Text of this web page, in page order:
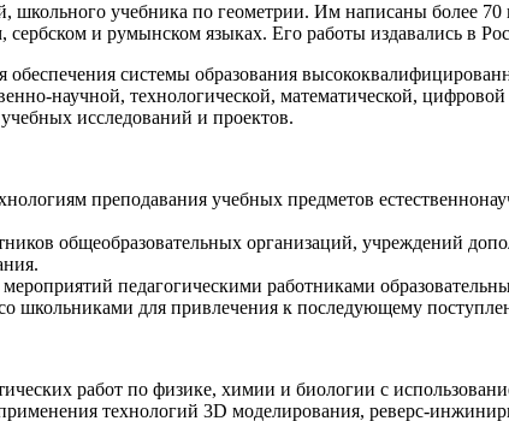
школьного учебника по геометрии. Им написаны более 70
и румынском языках. Его работы издавались в
обеспечения системы образования
научной, технологической, математической,
исследований и проектов.
преподавания учебных предметов
общеобразовательных организаций, учреждений
педагогическими работниками
школьниками для привлечения к последующему
работ по физике, химии и биологии с
технологий 3D моделирования, реверс-